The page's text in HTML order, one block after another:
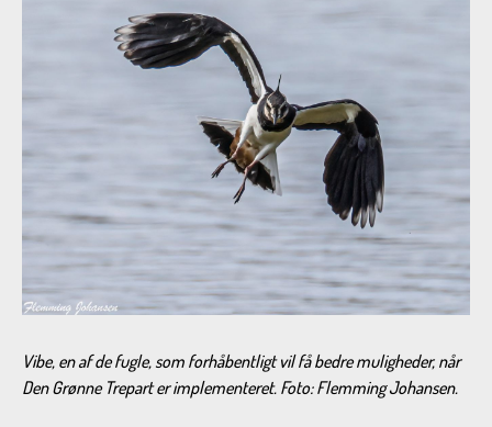
Vibe, en af de fugle, som forhåbentligt vil få bedre muligheder, når
Den Grønne Trepart er implementeret. Foto: Flemming Johansen.